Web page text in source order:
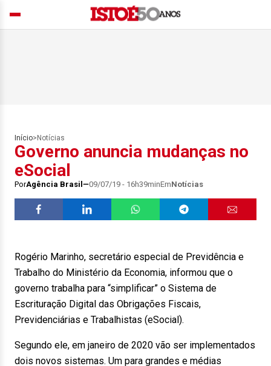
Início> Notícias
Governo anuncia mudanças no
eSocial
PorAgência Brasil 09/07/19 - 16h39minEmNotícias
Rogério Marinho, secretário especial de Previdência e
Trabalho do Ministério da Economia, informou que o
governo trabalha para “simplificar” o Sistema de
Escrituração Digital das Obrigações Fiscais,
Previdenciárias e Trabalhistas (eSocial).
Segundo ele, em janeiro de 2020 vão ser implementados
dois novos sistemas. Um para grandes e médias